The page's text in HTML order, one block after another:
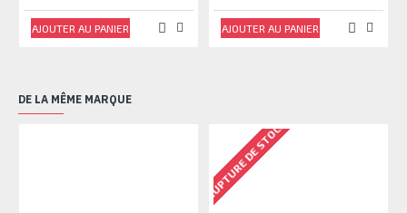
AJOUTER AU PANIER AJOUTER AU PANIER
DE LA MÊME MARQUE
RUPTURE DE STOCK